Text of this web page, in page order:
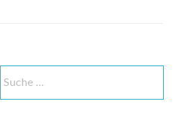
nach: